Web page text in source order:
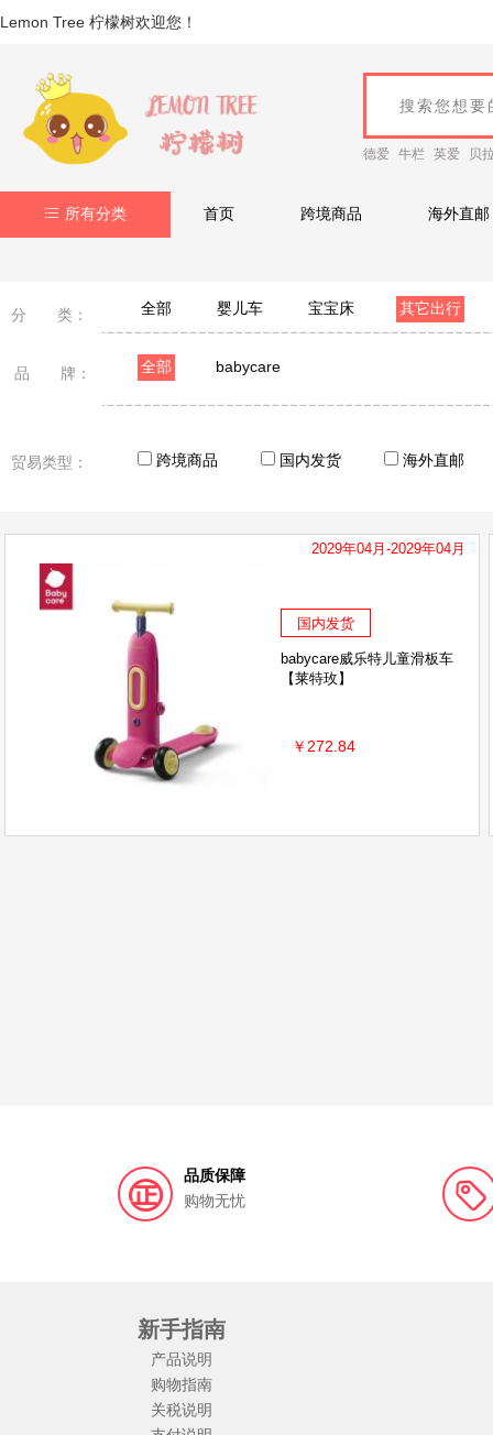
Lemon Tree 柠檬树欢迎您！
德爱 牛栏 英爱 贝
所有分类 首页 跨境商品 海外直邮
分 类： 全部 婴儿车 宝宝床 其它出行
品 牌： 全部 babycare
贸易类型： 跨境商品 国内发货 海外直邮
2029年04月-2029年04月
国内发货
babycare威乐特儿童滑板车
【莱特玫】
￥272.84
品质保障
购物无忧
新手指南
产品说明
购物指南
关税说明